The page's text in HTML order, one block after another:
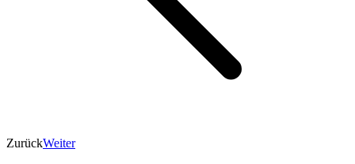
ZurückWeiter